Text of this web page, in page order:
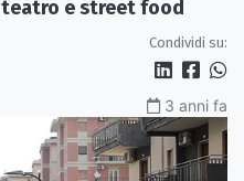
e street food
Condividi su:
3 anni fa